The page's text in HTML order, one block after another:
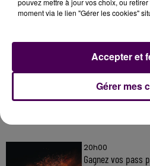
20h00
Gagnez vos pass
moment via le lien "Gérer les cookies"
Gérer mes
Accepter et